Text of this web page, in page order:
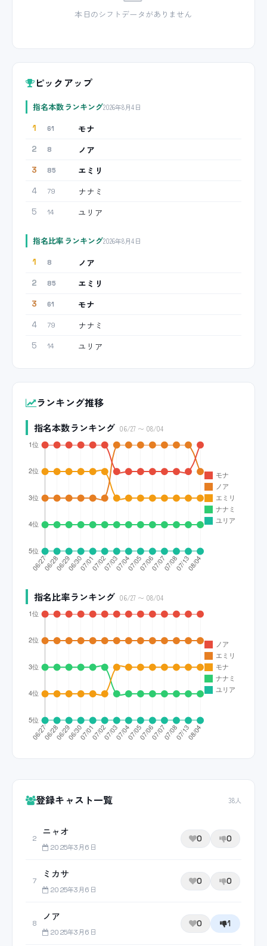
本日のシフトデータがありません
ピックアップ
指名本数ランキング2026年8月4日
1 61 モナ
2 8 ノア
3 85 エミリ
4 79 ナナミ
5 14 ユリア
指名比率ランキング2026年8月4日
1 8 ノア
2 85 エミリ
3 61 モナ
4 79 ナナミ
5 14 ユリア
ランキング推移
指名本数ランキング 06/27 〜 08/04
指名比率ランキング 06/27 〜 08/04
登録キャスト一覧 38人
2
ニャオ
2025年3月6日
0 0
7
ミカサ
2025年3月6日
0 0
8
ノア
2025年3月6日
0 1